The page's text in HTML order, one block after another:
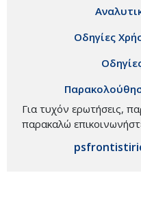
Οδηγίες
Για τυχόν ερωτήσεις,
παρακαλώ